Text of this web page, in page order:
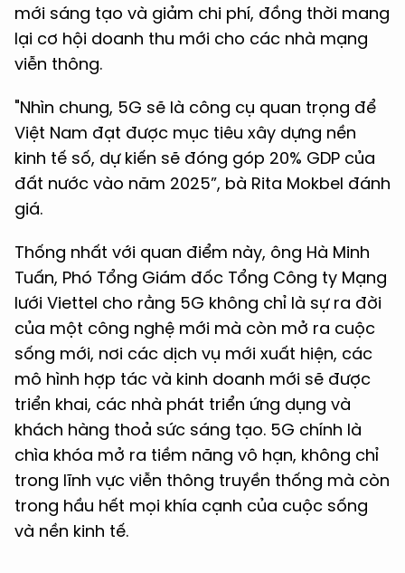
mới sáng tạo và giảm chi phí, đồng thời mang
lại cơ hội doanh thu mới cho các nhà mạng
viễn thông.
"Nhìn chung, 5G sẽ là công cụ quan trọng để
Việt Nam đạt được mục tiêu xây dựng nền
kinh tế số, dự kiến sẽ đóng góp 20% GDP của
đất nước vào năm 2025”, bà Rita Mokbel đánh
giá.
Thống nhất với quan điểm này, ông Hà Minh
Tuấn, Phó Tổng Giám đốc Tổng Công ty Mạng
lưới Viettel cho rằng 5G không chỉ là sự ra đời
của một công nghệ mới mà còn mở ra cuộc
sống mới, nơi các dịch vụ mới xuất hiện, các
mô hình hợp tác và kinh doanh mới sẽ được
triển khai, các nhà phát triển ứng dụng và
khách hàng thoả sức sáng tạo. 5G chính là
chìa khóa mở ra tiềm năng vô hạn, không chỉ
trong lĩnh vực viễn thông truyền thống mà còn
trong hầu hết mọi khía cạnh của cuộc sống
và nền kinh tế.